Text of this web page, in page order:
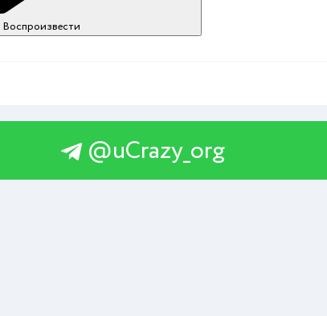
Воспроизвести
@uCrazy_org